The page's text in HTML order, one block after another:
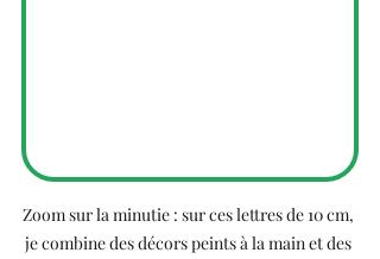
Zoom sur la minutie : sur ces lettres de 10 cm,
je combine des décors peints à la main et des